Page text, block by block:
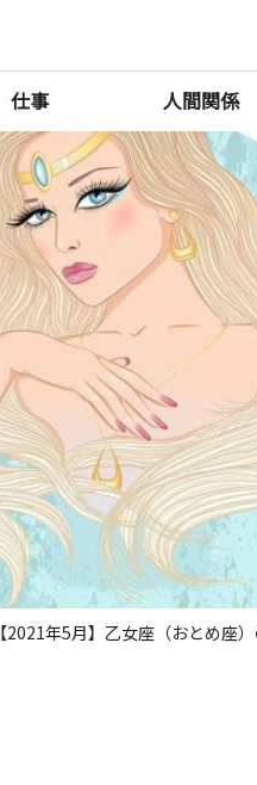
仕事 人間関係
【2021年5月】乙女座（おとめ座